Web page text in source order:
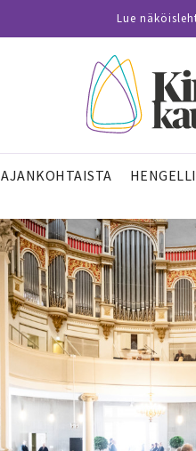
Lue
AJANKOHTAISTA